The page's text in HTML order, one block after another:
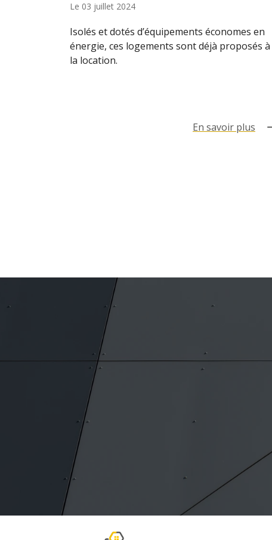
Le 03 juillet 2024
Isolés et dotés d’équipements économes en
énergie, ces logements sont déjà proposés à
la location.
En savoir plus